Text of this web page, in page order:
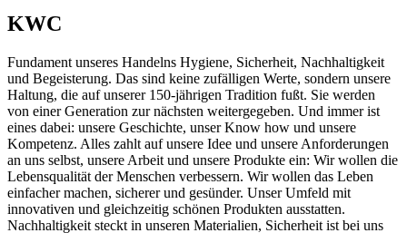
KWC
Fundament unseres Handelns Hygiene, Sicherheit, Nachhaltigkeit
und Begeisterung. Das sind keine zufälligen Werte, sondern unsere
Haltung, die auf unserer 150-jährigen Tradition fußt. Sie werden
von einer Generation zur nächsten weitergegeben. Und immer ist
eines dabei: unsere Geschichte, unser Know how und unsere
Kompetenz. Alles zahlt auf unsere Idee und unsere Anforderungen
an uns selbst, unsere Arbeit und unsere Produkte ein: Wir wollen die
Lebensqualität der Menschen verbessern. Wir wollen das Leben
einfacher machen, sicherer und gesünder. Unser Umfeld mit
innovativen und gleichzeitig schönen Produkten ausstatten.
Nachhaltigkeit steckt in unseren Materialien, Sicherheit ist bei uns